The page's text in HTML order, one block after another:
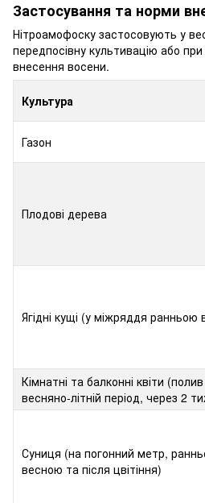
Застосування та норми
Нітроамофоску застосовують у
передпосівну культивацію або
внесення восени.
Культура
Газон
Плодові дерева
Ягідні кущі (у міжряддя ранньою
Кімнатні та балконні квіти
весняно-літній період, через 2
Суниця (на погонний метр,
весною та після цвітіння)